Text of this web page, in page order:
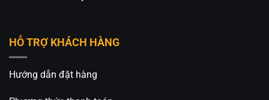
HỖ TRỢ KHÁCH HÀNG
Hướng dẫn đặt hàng